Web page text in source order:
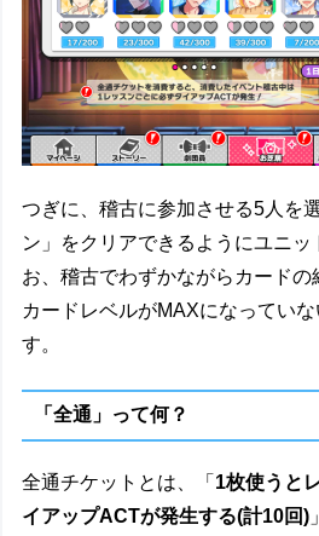
つぎに、稽古に参加させる5人を
ン」をクリアできるようにユニ
お、稽古でわずかながらカードの
カードレベルがMAXになってい
す。
「全通」って何？
全通チケットとは、「 1枚使うと
イアップACTが発生する(計10回)